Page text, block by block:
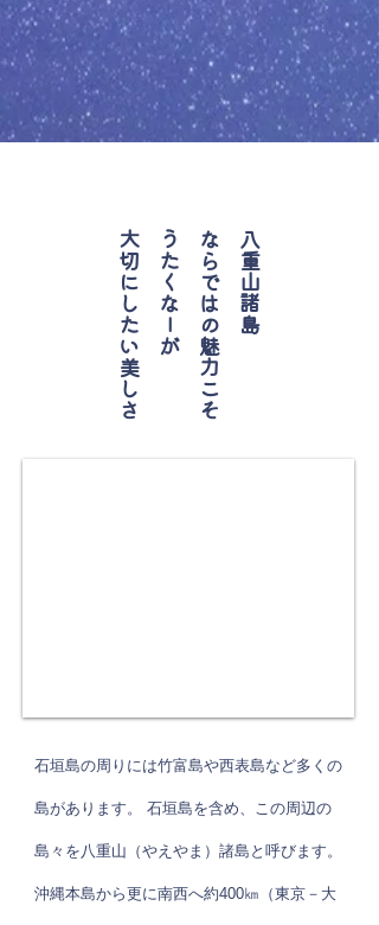
八重山諸島
ならではの魅力こそ
うたくなーが
大切にしたい美しさ
石垣島の周りには竹富島や西表島など多くの
島があります。 石垣島を含め、この周辺の
島々を八重山（やえやま）諸島と呼びます。
沖縄本島から更に南西へ約400㎞（東京－大